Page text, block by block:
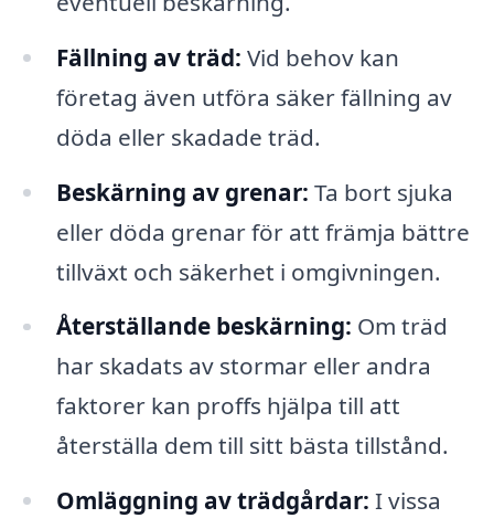
Fällning av träd: Vid behov kan
företag även utföra säker fällning av
döda eller skadade träd.
Beskärning av grenar: Ta bort sjuka
eller döda grenar för att främja bättre
tillväxt och säkerhet i omgivningen.
Återställande beskärning: Om träd
har skadats av stormar eller andra
faktorer kan proffs hjälpa till att
återställa dem till sitt bästa tillstånd.
Omläggning av trädgårdar: I vissa